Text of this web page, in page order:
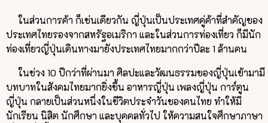
ในส่วนการค้า ก็เช่นเดียวกัน ญี่ปุ่นเป็นประเทศคู่ค้าที่สำคัญของ
ประเทศไทยรองจากสหรัฐอเมริกา และในส่วนการท่องเที่ยว ก็มีนัก
ท่องเที่ยวญี่ปุ่นเดินทางมายังประเทศไทยมากกว่าปีละ 1 ล้านคน
ในช่วง 10 ปีกว่าที่ผ่านมา ศิลปะและวัฒนธรรมของญี่ปุ่นเข้ามามี
บทบาทในสังคมไทยมากยิ่งขึ้น อาหารญี่ปุ่น เพลงญี่ปุ่น การ์ตูน
ญี่ปุ่น กลายเป็นส่วนหนึ่งในชีวิตประจำวันของคนไทย ทำให้มี
นักเรียน นิสิต นักศึกษา และบุคคลทั่วไป ให้ความสนใจศึกษาภาษา